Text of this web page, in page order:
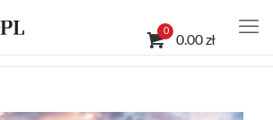
0
0.00 zł